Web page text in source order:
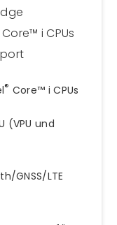
Core™ i CPUs
® Core™ i CPUs
(VPU und
GNSS/LTE